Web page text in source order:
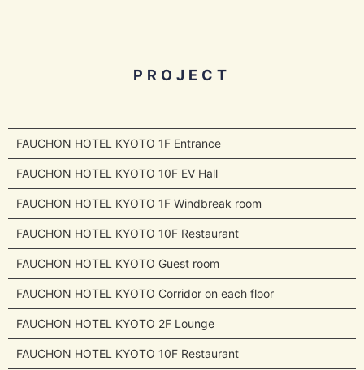
PROJECT
FAUCHON HOTEL KYOTO 1F Entrance
FAUCHON HOTEL KYOTO 10F EV Hall
FAUCHON HOTEL KYOTO 1F Windbreak room
FAUCHON HOTEL KYOTO 10F Restaurant
FAUCHON HOTEL KYOTO Guest room
FAUCHON HOTEL KYOTO Corridor on each floor
FAUCHON HOTEL KYOTO 2F Lounge
FAUCHON HOTEL KYOTO 10F Restaurant